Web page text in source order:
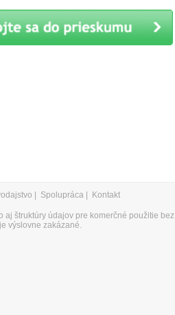
Spolupráca Kontakt
štruktúry údajov pre komerčné použitie bez
výslovne zakázané.